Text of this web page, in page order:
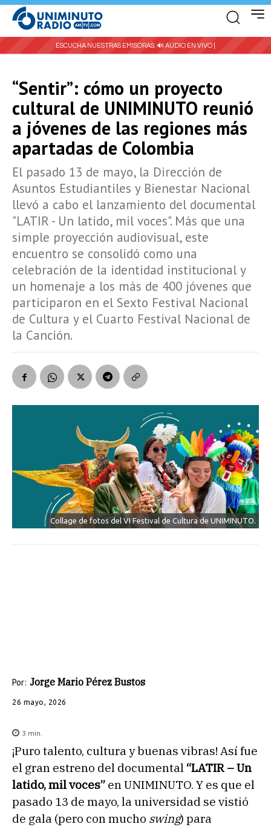
ESCUCHA NUESTRAS EMISORAS: 🔊 AUDIO EN VIVO |
“Sentir”: cómo un proyecto
cultural de UNIMINUTO reunió
a jóvenes de las regiones más
apartadas de Colombia
El pasado 13 de mayo, la Dirección de
Asuntos Estudiantiles y Bienestar Nacional
llevó a cabo el lanzamiento del documental
"LATIR - Un latido, mil voces". Más que una
simple proyección audiovisual, este
encuentro se consolidó como una
celebración de la identidad institucional y
un homenaje a los más de 400 jóvenes que
participaron en el Sexto Festival Nacional
de Cultura y el Cuarto Festival Nacional de
la Canción.
Collage de fotos del VI Festival de Cultura de UNIMINUTO.
Por: Jorge Mario Pérez Bustos
26 mayo, 2026
3 min.
¡Puro talento, cultura y buenas vibras! Así fue
el gran estreno del documental “LATIR – Un
latido, mil voces” en UNIMINUTO. Y es que el
pasado 13 de mayo, la universidad se vistió
de gala (pero con mucho swing) para